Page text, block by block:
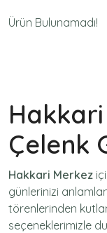
Ürün Bulunamadı!
Çelenk
Hakkari Merkez
günlerinizi
törenlerinden
seçeneklerimizle